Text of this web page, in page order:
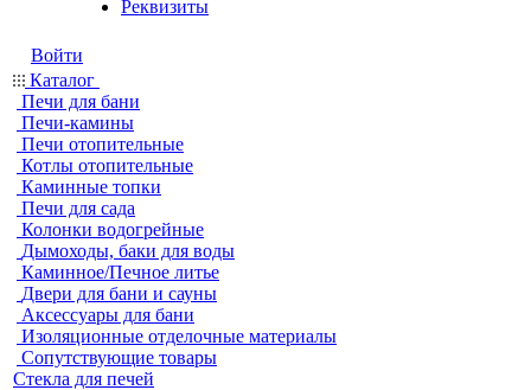
Реквизиты
Войти
Каталог
Печи для бани
Печи-камины
Печи отопительные
Котлы отопительные
Каминные топки
Печи для сада
Колонки водогрейные
Дымоходы, баки для воды
Каминное/Печное литье
Двери для бани и сауны
Аксессуары для бани
Изоляционные отделочные материалы
Сопутствующие товары
Стекла для печей